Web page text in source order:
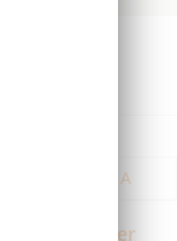
od Z do A
Salamander